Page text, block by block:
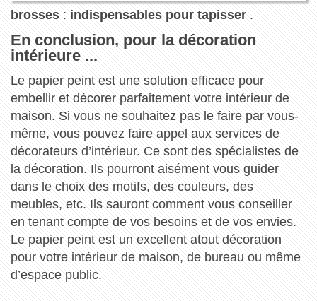
brosses: indispensables pour tapisser.
En conclusion, pour la décoration
intérieure ...
Le papier peint est une solution efficace pour
embellir et décorer parfaitement votre intérieur de
maison. Si vous ne souhaitez pas le faire par vous-
même, vous pouvez faire appel aux services de
décorateurs d’intérieur. Ce sont des spécialistes de
la décoration. Ils pourront aisément vous guider
dans le choix des motifs, des couleurs, des
meubles, etc. Ils sauront comment vous conseiller
en tenant compte de vos besoins et de vos envies.
Le papier peint est un excellent atout décoration
pour votre intérieur de maison, de bureau ou même
d’espace public.